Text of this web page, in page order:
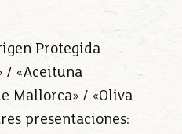
Protegida
/ «Aceituna
Mallorca» / «Oliva
presentaciones: